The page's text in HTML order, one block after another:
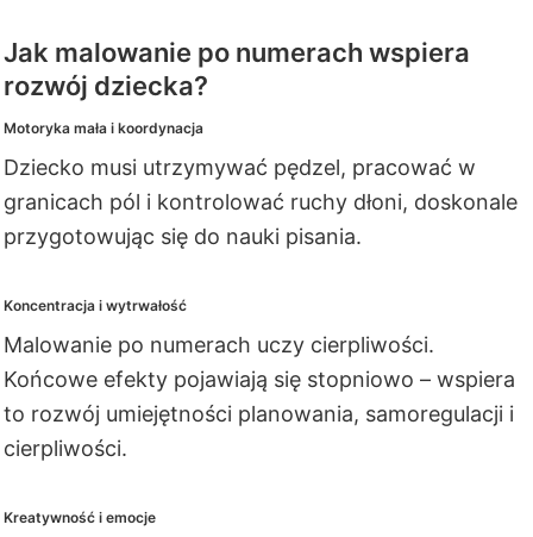
Jak malowanie po numerach wspiera
rozwój dziecka?
Motoryka mała i koordynacja
Dziecko musi utrzymywać pędzel, pracować w
granicach pól i kontrolować ruchy dłoni, doskonale
przygotowując się do nauki pisania.
Koncentracja i wytrwałość
Malowanie po numerach uczy cierpliwości.
Końcowe efekty pojawiają się stopniowo – wspiera
to rozwój umiejętności planowania, samoregulacji i
cierpliwości.
Kreatywność i emocje